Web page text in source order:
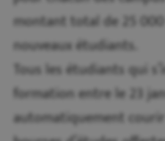
montant total de 25
nouveaux étudiants.
Tous les étudiants qui
formation entre le 23
automatiquement courir